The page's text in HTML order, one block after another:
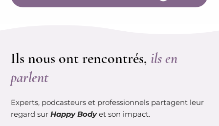
Ils nous ont rencontrés, ils en
parlent
Experts, podcasteurs et professionnels partagent leur
regard surHappy Bodyet son impact.